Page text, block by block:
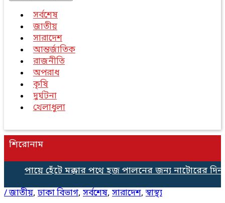
সর্বশেষ
জাতীয়
সারাদেশ
আন্তর্জাতিক
রাজনীতি
অপরাধ
কৃষি
দুর্ঘটনা
খেলাধুলা
শিরোনাম
পায়ে হেঁটে মক্কার পথে হজ পালনের জন্য নাটোরের
/জাতীয়, ঢাকা বিভাগ, সর্বশেষ, সারাদেশ,স্বাস্থ্য